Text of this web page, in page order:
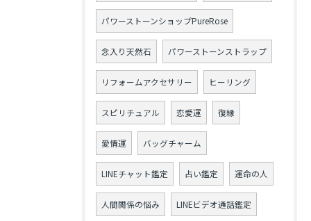
パワーストーンショップPureRose
念入り天然石 パワーストーンストラップ
リフォームアクセサリー ヒーリング
スピリチュアル 恋愛運 復縁
愛情運 バッグチャーム
LINEチャット鑑定 占い鑑定 運命の人
人間関係の悩み LINEビデオ通話鑑定